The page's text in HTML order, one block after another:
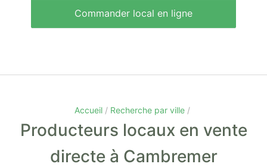
Commander local en ligne
Accueil Recherche par ville
Producteurs locaux en vente
directe à Cambremer